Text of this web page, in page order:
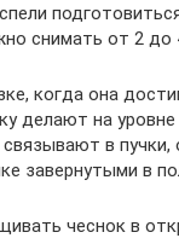
снимать от 2 до
когда она
делают на уровне
связывают в
завернутыми в
чеснок в